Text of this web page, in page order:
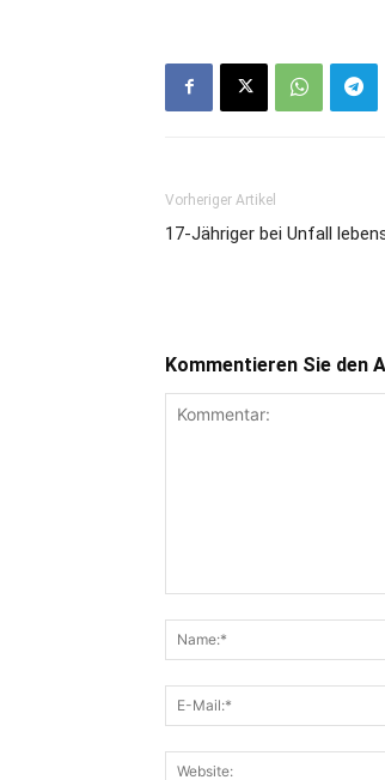
Vorheriger Artikel
17-Jähriger bei Unfall
Kommentieren Sie den